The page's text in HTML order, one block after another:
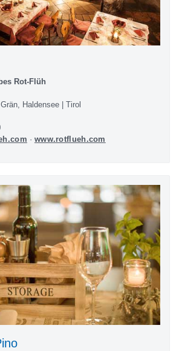
Rot-Flüh
Haldensee | Tirol
· www.rotflueh.com